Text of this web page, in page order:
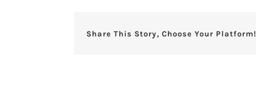
Share This Story, Choose Your Platform!